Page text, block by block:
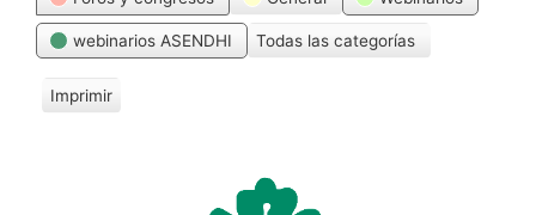
webinarios ASENDHI Todas las categorías
Imprimir
V